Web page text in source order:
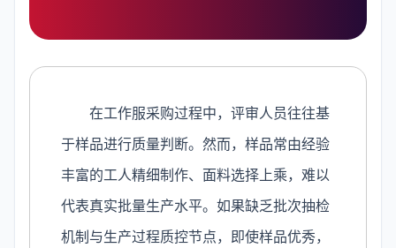
在工作服采购过程中，评审人员往往基
于样品进行质量判断。然而，样品常由经验
丰富的工人精细制作、面料选择上乘，难以
代表真实批量生产水平。如果缺乏批次抽检
机制与生产过程质控节点，即使样品优秀，